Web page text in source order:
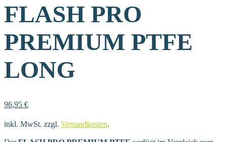
FLASH PRO
PREMIUM PTFE
LONG
96,95 €
inkl. MwSt. zzgl. Versandkosten.